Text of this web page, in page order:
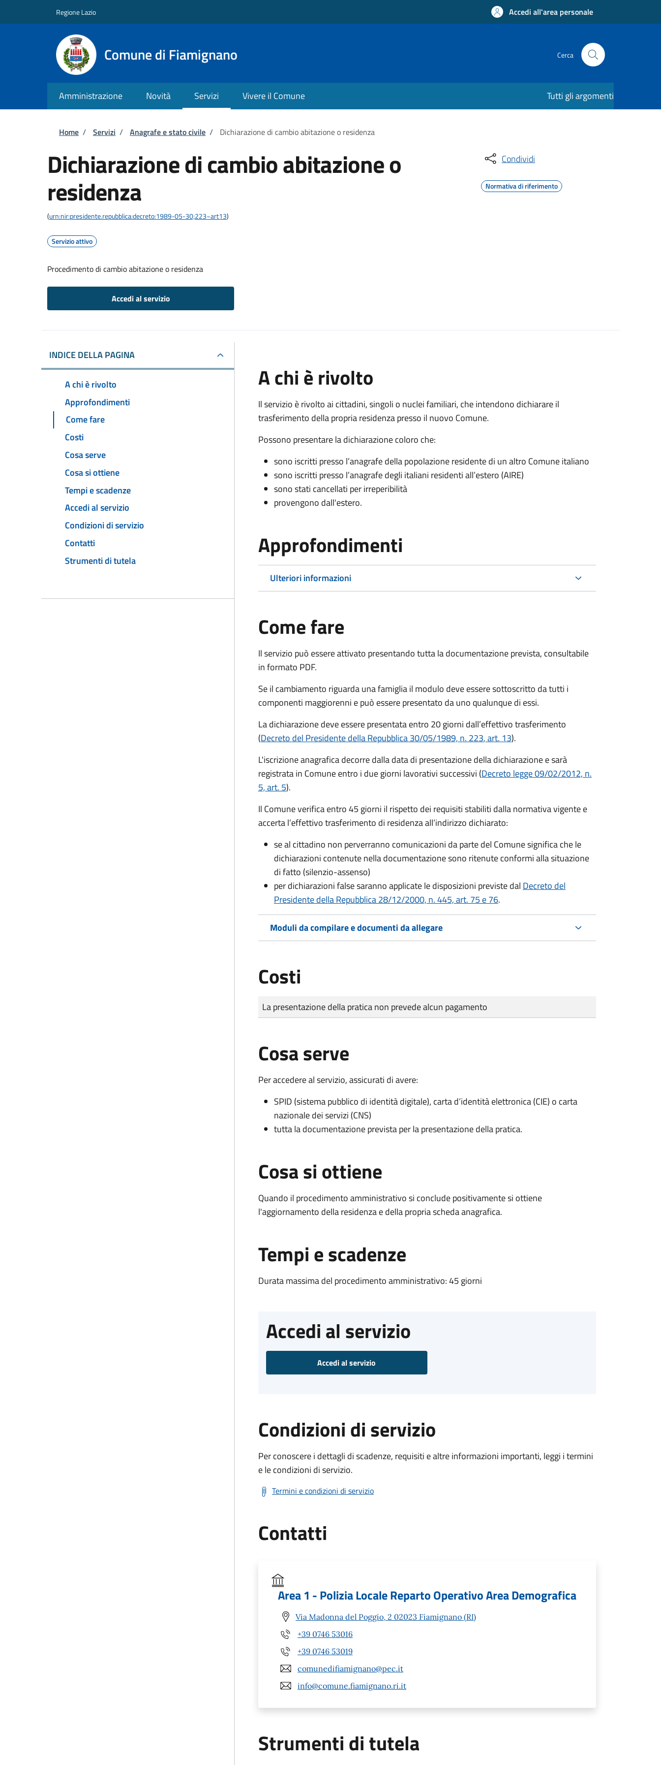
Regione Lazio Accedi all'area personale
Comune di Fiamignano Cerca
Amministrazione Novità Servizi Vivere il Comune Tutti gli argomenti
Briciole di pane
Home / Servizi / Anagrafe e stato civile / Dichiarazione di cambio abitazione o residenza
Dichiarazione di cambio abitazione o
residenza
(urn:nir:presidente.repubblica:decreto:1989-05-30;223~art13)
Servizio attivo
Procedimento di cambio abitazione o residenza
Accedi al servizio
Condividi
Normativa di riferimento
INDICE DELLA PAGINA
A chi è rivolto
Approfondimenti
Come fare
Costi
Cosa serve
Cosa si ottiene
Tempi e scadenze
Accedi al servizio
Condizioni di servizio
Contatti
Strumenti di tutela
A chi è rivolto
Il servizio è rivolto ai cittadini, singoli o nuclei familiari, che intendono dichiarare il
trasferimento della propria residenza presso il nuovo Comune.
Possono presentare la dichiarazione coloro che:
sono iscritti presso l’anagrafe della popolazione residente di un altro Comune italiano
sono iscritti presso l’anagrafe degli italiani residenti all’estero (AIRE)
sono stati cancellati per irreperibilità
provengono dall'estero.
Approfondimenti
Ulteriori informazioni
Come fare
Il servizio può essere attivato presentando tutta la documentazione prevista, consultabile
in formato PDF.
Se il cambiamento riguarda una famiglia il modulo deve essere sottoscritto da tutti i
componenti maggiorenni e può essere presentato da uno qualunque di essi.
La dichiarazione deve essere presentata entro 20 giorni dall’effettivo trasferimento
(Decreto del Presidente della Repubblica 30/05/1989, n. 223, art. 13).
L'iscrizione anagrafica decorre dalla data di presentazione della dichiarazione e sarà
registrata in Comune entro i due giorni lavorativisuccessivi (Decreto legge 09/02/2012, n.
5, art. 5).
Il Comune verifica entro45 giorni il rispetto dei requisiti stabiliti dalla normativa vigente e
accerta l’effettivo trasferimento di residenza all’indirizzo dichiarato:
se al cittadino non perverranno comunicazioni da parte del Comune significa che le
dichiarazioni contenute nella documentazione sono ritenute conformi alla situazione
di fatto (silenzio-assenso)
per dichiarazioni false saranno applicate le disposizioni previste dal Decreto del
Presidente della Repubblica 28/12/2000, n. 445, art. 75 e 76.
Moduli da compilare e documenti da allegare
Costi
Tipo di pagamento
Importo
La presentazione della pratica non prevede alcun pagamento
Cosa serve
Per accedere al servizio, assicurati di avere:
SPID (sistema pubblico di identità digitale), carta d’identità elettronica (CIE) o carta
nazionale dei servizi (CNS)
tutta la documentazione prevista per la presentazione della pratica.
Cosa si ottiene
Quando il procedimento amministrativo si conclude positivamente si ottiene
l'aggiornamento della residenza e della propria scheda anagrafica.
Tempi e scadenze
Durata massima del procedimento amministrativo: 45 giorni
Accedi al servizio
Accedi al servizio
Condizioni di servizio
Per conoscere i dettagli di scadenze, requisiti e altre informazioni importanti, leggi i termini
e le condizioni di servizio.
Termini e condizioni di servizio
Contatti
Area 1 - Polizia Locale Reparto Operativo Area Demografica
Via Madonna del Poggio, 2 02023 Fiamignano (RI)
+39 0746 53016
+39 0746 53019
comunedifiamignano@pec.it
info@comune.fiamignano.ri.it
Strumenti di tutela